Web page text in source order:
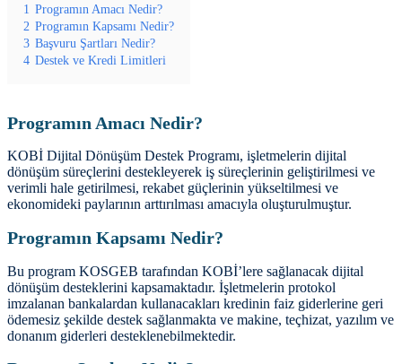
1 Programın Amacı Nedir?
2 Programın Kapsamı Nedir?
3 Başvuru Şartları Nedir?
4 Destek ve Kredi Limitleri
Programın Amacı Nedir?
KOBİ Dijital Dönüşüm Destek Programı, işletmelerin dijital
dönüşüm süreçlerini destekleyerek iş süreçlerinin geliştirilmesi ve
verimli hale getirilmesi, rekabet güçlerinin yükseltilmesi ve
ekonomideki paylarının arttırılması amacıyla oluşturulmuştur​​.
Programın Kapsamı Nedir?
Bu program KOSGEB tarafından KOBİ’lere sağlanacak dijital
dönüşüm desteklerini kapsamaktadır. İşletmelerin protokol
imzalanan bankalardan kullanacakları kredinin faiz giderlerine geri
ödemesiz şekilde destek sağlanmakta ve makine, teçhizat, yazılım ve
donanım giderleri desteklenebilmektedir​​.